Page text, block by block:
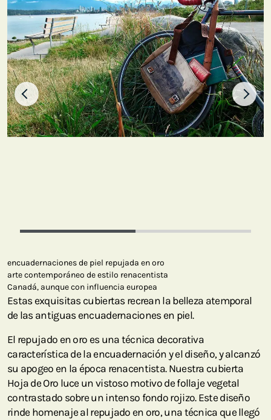
encuadernaciones de piel repujada en oro
arte contemporáneo de estilo renacentista
Canadá, aunque con influencia europea
Estas exquisitas cubiertas recrean la belleza atemporal
de las antiguas encuadernaciones en piel.
El repujado en oro es una técnica decorativa
característica de la encuadernación y el diseño, y alcanzó
su apogeo en la época renacentista. Nuestra cubierta
Hoja de Oro luce un vistoso motivo de follaje vegetal
contrastado sobre un intenso fondo rojizo. Este diseño
rinde homenaje al repujado en oro, una técnica que llegó